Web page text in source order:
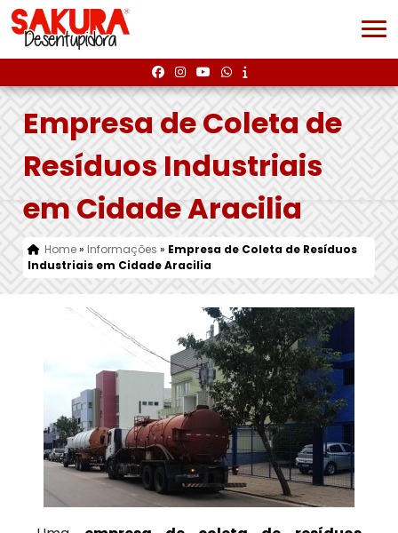
Empresa de Coleta de
Resíduos Industriais
em Cidade Aracilia
Home» Informações » Empresa de Coleta de Resíduos
Industriais em Cidade Aracilia